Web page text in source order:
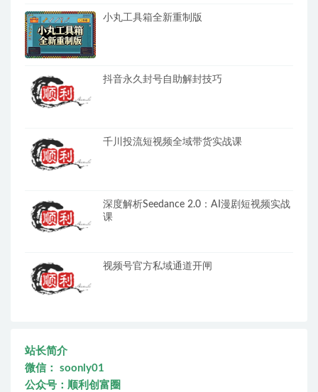
小丸工具箱全新重制版
抖音永久封号自助解封技巧
千川投流短视频全域带货实战课
深度解析Seedance 2.0：AI漫剧短视频实战
课
视频号官方私域通道开闸
站长简介
微信： soonly01
公众号：顺利创富圈